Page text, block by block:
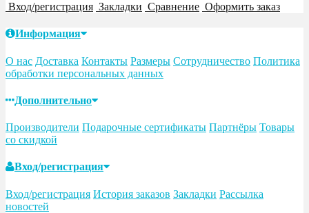
Вход/регистрация Закладки Сравнение Оформить заказ
Информация
О нас Доставка Контакты Размеры Сотрудничество Политика
обработки персональных данных
Дополнительно
Производители Подарочные сертификаты Партнёры Товары
со скидкой
Вход/регистрация
Вход/регистрация История заказов Закладки Рассылка
новостей